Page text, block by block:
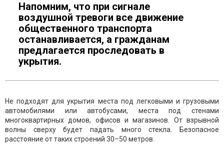
Напомним, что при сигнале
воздушной тревоги все движение
общественного транспорта
останавливается, а гражданам
предлагается проследовать в
укрытия.
Не подходят для укрытия места под легковыми и грузовыми
автомобилями или автобусами, места под стенами
многоквартирных домов, офисов и магазинов. От взрывной
волны сверху будет падать много стекла. Безопасное
расстояние от таких строений 30–50 метров.